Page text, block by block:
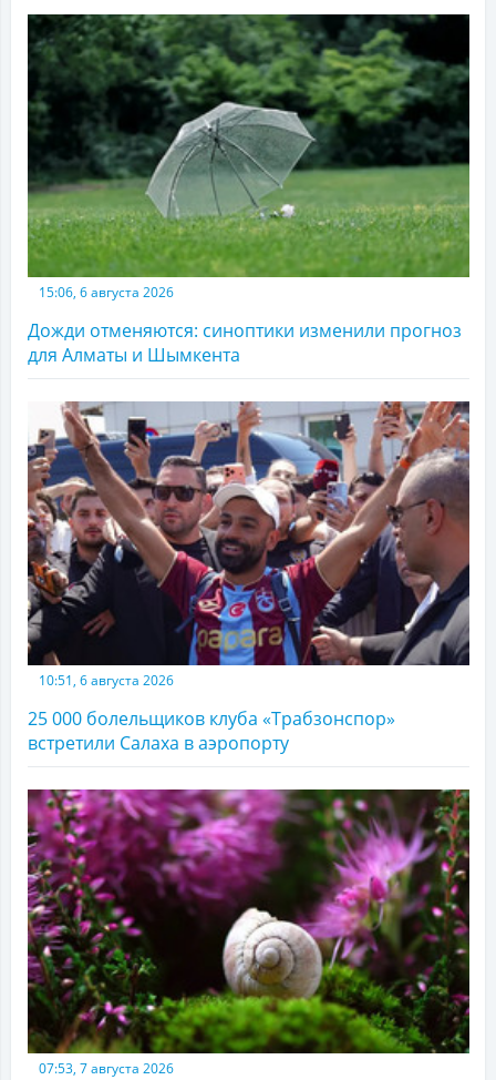
15:06, 6 августа 2026
Дожди отменяются: синоптики изменили прогноз
для Алматы и Шымкента
10:51, 6 августа 2026
25 000 болельщиков клуба «Трабзонспор»
встретили Салаха в аэропорту
07:53, 7 августа 2026